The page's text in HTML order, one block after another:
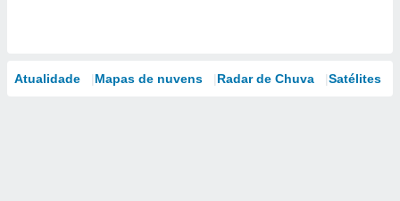
Atualidade Mapas de nuvens Radar de Chuva Satélites